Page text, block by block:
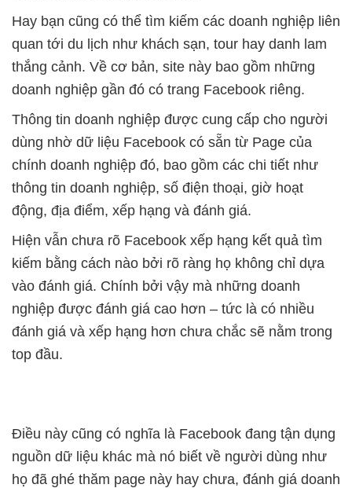
Hay bạn cũng có thể tìm kiếm các doanh nghiệp liên
quan tới du lịch như khách sạn, tour hay danh lam
thắng cảnh. Về cơ bản, site này bao gồm những
doanh nghiệp gần đó có trang Facebook riêng.
Thông tin doanh nghiệp được cung cấp cho người
dùng nhờ dữ liệu Facebook có sẵn từ Page của
chính doanh nghiệp đó, bao gồm các chi tiết như
thông tin doanh nghiệp, số điện thoại, giờ hoạt
động, địa điểm, xếp hạng và đánh giá.
Hiện vẫn chưa rõ Facebook xếp hạng kết quả tìm
kiếm bằng cách nào bởi rõ ràng họ không chỉ dựa
vào đánh giá. Chính bởi vậy mà những doanh
nghiệp được đánh giá cao hơn – tức là có nhiều
đánh giá và xếp hạng hơn chưa chắc sẽ nằm trong
top đầu.
Điều này cũng có nghĩa là Facebook đang tận dụng
nguồn dữ liệu khác mà nó biết về người dùng như
họ đã ghé thăm page này hay chưa, đánh giá doanh